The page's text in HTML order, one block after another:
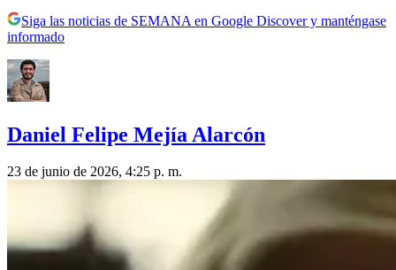
Siga las noticias de SEMANA en Google Discover y manténgase
informado
Daniel Felipe Mejía Alarcón
23 de junio de 2026, 4:25 p. m.